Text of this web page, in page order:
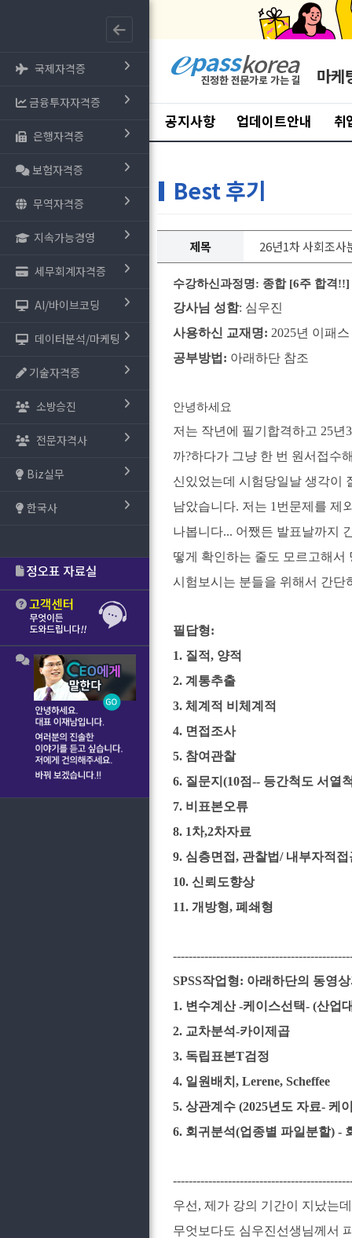
국제자격증
금융투자자격증
은행자격증
보험자격증
무역자격증
지속가능경영
세무회계자격증
AI/바이브코딩
데이터분석/마케팅
기술자격증
소방승진
전문자격사
Biz실무
한국사
마케
공지사항 업데이트안내 취
Best 후기
제목 26년1차 사회조사
수강하신과정명: 종합 [6주 합격!!]
강사님 성함: 심우진
사용하신 교재명: 2025년 이패
공부방법: 아래하단 참조
안녕하세요
저는 작년에 필기합격하고 25년
까?하다가 그냥 한 번 원서접수
신있었는데 시험당일날 생각이
남았습니다. 저는 1번문제를 제
나봅니다... 어쨌든 발표날까지
떻게 확인하는 줄도 모르고해
시험보시는 분들을 위해서 간단
필답형:
1. 질적, 양적
2. 계통추출
3. 체계적 비체계적
4. 면접조사
5. 참여관찰
6. 질문지(10점-- 등간척도 서열
7. 비표본오류
8. 1차,2차자료
9. 심층면접, 관찰법/ 내부자적
10. 신뢰도향상
11. 개방형, 폐쇄형
SPSS작업형: 아래하단의 동영
1. 변수계산 -케이스선택- (산업
2. 교차분석-카이제곱
3. 독립표본T검정
4. 일원배치, Lerene, Scheffee
5. 상관계수 (2025년도 자료- 케
6. 회귀분석(업종별 파일분할) -
우선, 제가 강의 기간이 지났는
무엇보다도 심우진선생님께서